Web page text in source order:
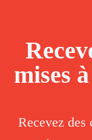
mises
Recevez des